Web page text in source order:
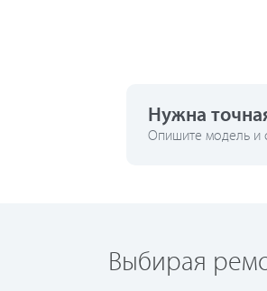
Нужна
Опишите модель и
Выбирая